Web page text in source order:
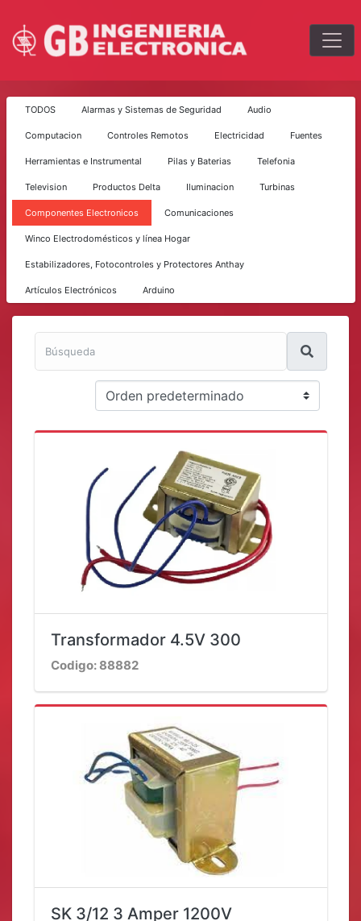
TODOS Alarmas y Sistemas de Seguridad Audio
Computacion Controles Remotos Electricidad Fuentes
Herramientas e Instrumental Pilas y Baterias Telefonia
Television Productos Delta Iluminacion Turbinas
Componentes Electronicos Comunicaciones
Winco Electrodomésticos y línea Hogar
Estabilizadores, Fotocontroles y Protectores Anthay
Artículos Electrónicos Arduino
Transformador 4.5V 300
Codigo: 88882
SK 3/12 3 Amper 1200V